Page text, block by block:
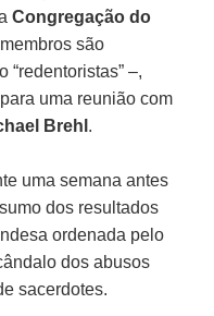
Congregação do
são
“redentoristas” –,
uma reunião com
Brehl .
uma semana antes
dos resultados
ordenada pelo
dos abusos
sacerdotes.